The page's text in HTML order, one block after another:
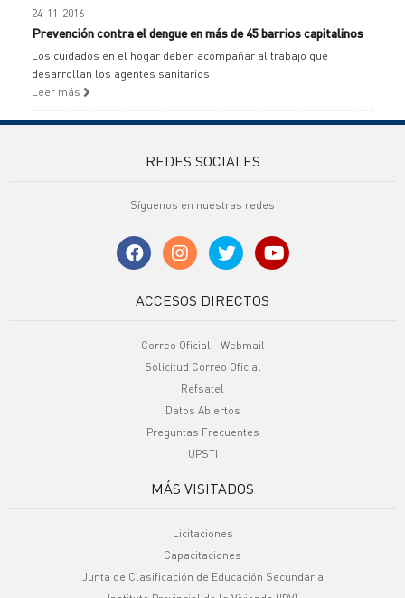
24-11-2016
Prevención contra el dengue en más de 45 barrios capitalinos
Los cuidados en el hogar deben acompañar al trabajo que
desarrollan los agentes sanitarios
Leer más
REDES SOCIALES
Síguenos en nuestras redes
ACCESOS DIRECTOS
Correo Oficial - Webmail
Solicitud Correo Oficial
Refsatel
Datos Abiertos
Preguntas Frecuentes
UPSTI
MÁS VISITADOS
Licitaciones
Capacitaciones
Junta de Clasificación de Educación Secundaria